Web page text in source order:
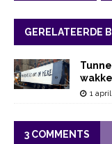
GERELATEERDE
1
3 COMMENTS